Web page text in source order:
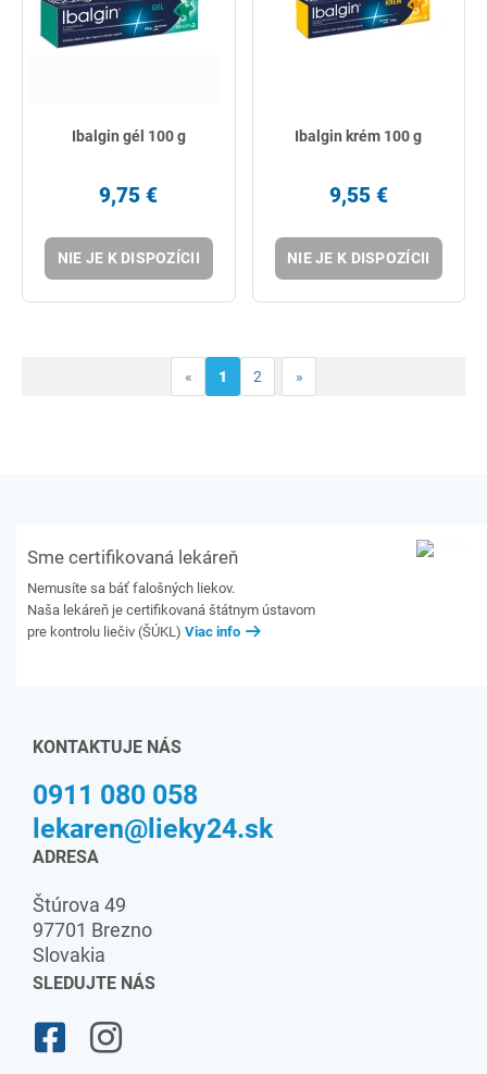
Ibalgin gél 100 g
9,75 €
NIE JE K DISPOZÍCII
Ibalgin krém 100 g
9,55 €
NIE JE K DISPOZÍCII
« 1 2 »
Sme certifikovaná lekáreň
Nemusíte sa báť falošných liekov.
Naša lekáreň je certifikovaná štátnym ústavom
pre kontrolu liečiv (ŠÚKL) Viac info
KONTAKTUJE NÁS
0911 080 058
lekaren@lieky24.sk
ADRESA
Štúrova 49
97701 Brezno
Slovakia
SLEDUJTE NÁS